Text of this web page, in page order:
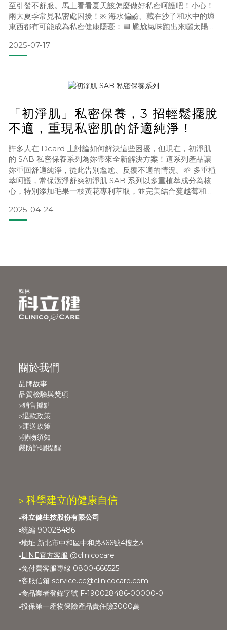
至引發不舒服。馬上看看夏天該怎麼做好私密呵護吧！小心！
兩大夏季常見私密處困擾！※ 海水偏鹼、藏在沙子和水中的壞
東西都有可能成為私密健康隱憂：🟩 尷尬氣味跑出來曬太陽又
尬氣味與不適感。🟩 異常不對勁當下戲水很涼快，但如果回家
後開始感覺不對勁，小心私密處拉警報，這時候要立刻加強日
2025-07-17
「初淨肌」私密保養，3 招輕鬆擺脫
不適，重現私密肌的舒適純淨！
許多人在 Dcard 上討論如何解決這些困擾，但現在，初淨肌
的 SAB 私密保養系列為妳帶來全新解決方案！這系列產品讓
妳重回舒適純淨，從此告別尷尬、反覆不適的情況。🌱 多重植
萃呵護，常保潔淨舒爽初淨肌 SAB 系列以多重植萃成分為核
心，特別添加毛果一枝黃花專利萃取，並完美結合蔓越莓和三
私密處專用沐浴露 ：清爽淨味，打造純淨新感受「SAB 胺基
酸私密沐浴露」富含蔓越莓與日本柿子的植萃成分，搭配三重
2025-04-24
關於我們
品牌故事
品質檢驗與獎項
▹銷售據點
▹退款政策
▹運送政策
▹購物須知
嚴防詐騙提醒
▹ 科學建立的健康自信
▫️科立健生技股份有限公司
▫️統編 90028486
▫️地址 新北市中和區中和路366號4樓之3
▫️LINE官方客服 @clinicocare
▫️免付費客服專線 0800-666525
▫️客服信箱 service.cc@clinicocare.com
▫️食品業者登錄字號 F-190028486-00000-0
▫️投保第一產物保險產品責任險3000萬